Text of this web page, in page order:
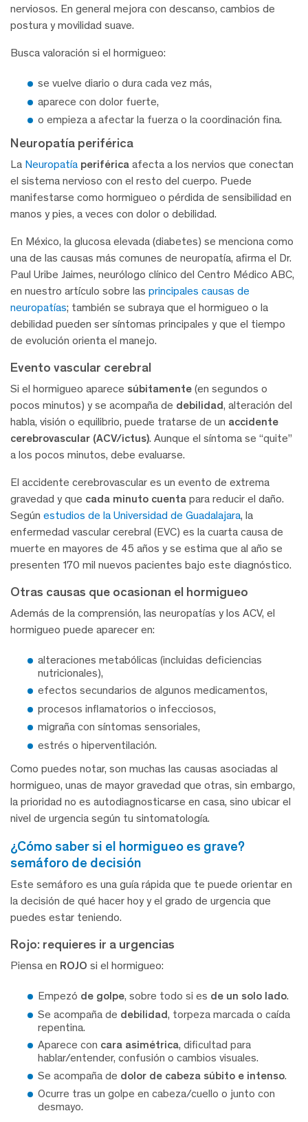
nerviosos. En general mejora con descanso, cambios de
postura y movilidad suave.
Busca valoración si el hormigueo:
se vuelve diario o dura cada vez más,
aparece con dolor fuerte,
o empieza a afectar la fuerza o la coordinación fina.
Neuropatía periférica
La Neuropatía periférica afecta a los nervios que conectan
el sistema nervioso con el resto del cuerpo. Puede
manifestarse como hormigueo o pérdida de sensibilidad en
manos y pies, a veces con dolor o debilidad.
En México, la glucosa elevada (diabetes) se menciona como
una de las causas más comunes de neuropatía, afirma el Dr.
Paul Uribe Jaimes, neurólogo clínico del Centro Médico ABC,
en nuestro artículo sobre las principales causas de
neuropatías; también se subraya que el hormigueo o la
debilidad pueden ser síntomas principales y que el tiempo
de evolución orienta el manejo.
Evento vascular cerebral
Si el hormigueo aparece súbitamente (en segundos o
pocos minutos) y se acompaña de debilidad, alteración del
habla, visión o equilibrio, puede tratarse de un accidente
cerebrovascular (ACV/ictus). Aunque el síntoma se “quite”
a los pocos minutos, debe evaluarse.
El accidente cerebrovascular es un evento de extrema
gravedad y que cada minuto cuenta para reducir el daño.
Según estudios de la Universidad de Guadalajara, la
enfermedad vascular cerebral (EVC) es la cuarta causa de
muerte en mayores de 45 años y se estima que al año se
presenten 170 mil nuevos pacientes bajo este diagnóstico.
Otras causas que ocasionan el hormigueo
Además de la comprensión, las neuropatías y los ACV, el
hormigueo puede aparecer en:
alteraciones metabólicas (incluidas deficiencias
nutricionales),
efectos secundarios de algunos medicamentos,
procesos inflamatorios o infecciosos,
migraña con síntomas sensoriales,
estrés o hiperventilación.
Como puedes notar, son muchas las causas asociadas al
hormigueo, unas de mayor gravedad que otras, sin embargo,
la prioridad no es autodiagnosticarse en casa, sino ubicar el
nivel de urgencia según tu sintomatología.
¿cómo saber si el hormigueo es grave?
semáforo de decisión
Este semáforo es una guía rápida que te puede orientar en
la decisión de qué hacer hoy y el grado de urgencia que
puedes estar teniendo.
Rojo: requieres ir a urgencias
Piensa en ROJO si el hormigueo:
Empezó de golpe, sobre todo si es de un solo lado.
Se acompaña de debilidad, torpeza marcada o caída
repentina.
Aparece con cara asimétrica, dificultad para
hablar/entender, confusión o cambios visuales.
Se acompaña de dolor de cabeza súbito e intenso.
Ocurre tras un golpe en cabeza/cuello o junto con
desmayo.